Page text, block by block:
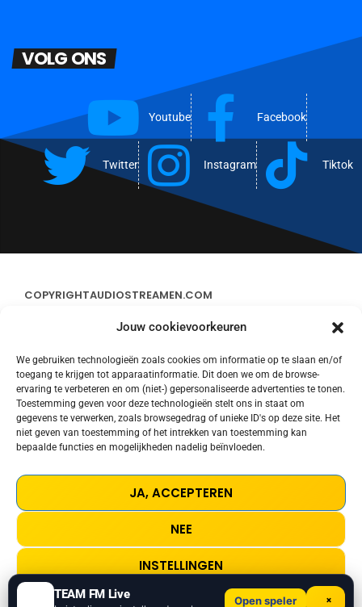
Jouw cookievoorkeuren
We gebruiken technologieën zoals cookies om informatie op te slaan en/of
toegang te krijgen tot apparaatinformatie. Dit doen we om de browse-
ervaring te verbeteren en om (niet-) gepersonaliseerde advertenties te tonen.
Toestemming geven voor deze technologieën stelt ons in staat om
gegevens te verwerken, zoals browsegedrag of unieke ID's op deze site. Het
niet geven van toestemming of het intrekken van toestemming kan
bepaalde functies en mogelijkheden nadelig beïnvloeden.
JA, ACCEPTEREN
NEE
INSTELLINGEN
Shine Up
VOLG ONS
Youtube Facebook
Twitter Instagram Tiktok
COPYRIGHTAUDIOSTREAMEN.COM
CONTACT
STREAMS
COOKIE POLICY (EU)
TEAM FM Live Open speler ×